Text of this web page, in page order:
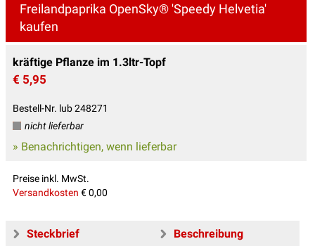
Freilandpaprika OpenSky® 'Speedy Helvetia'
kaufen
kräftige Pflanze im 1.3ltr-Topf
€ 5,95
Bestell-Nr. lub 248271
nicht lieferbar
» Benachrichtigen, wenn lieferbar
Preise inkl. MwSt.
Versandkosten € 0,00
Steckbrief
Beschreibung